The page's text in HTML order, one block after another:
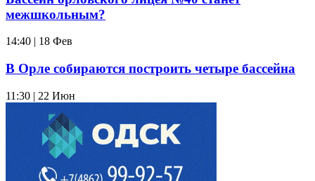
межшкольным?
14:40 | 18 Фев
В Орле собираются построить четыре бассейна
11:30 | 22 Июн